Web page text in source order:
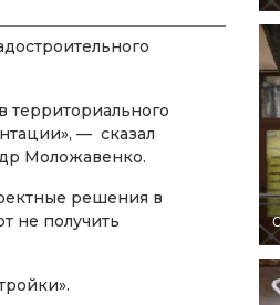
территориального
— сказал
Моложавенко.
решения в
не получить